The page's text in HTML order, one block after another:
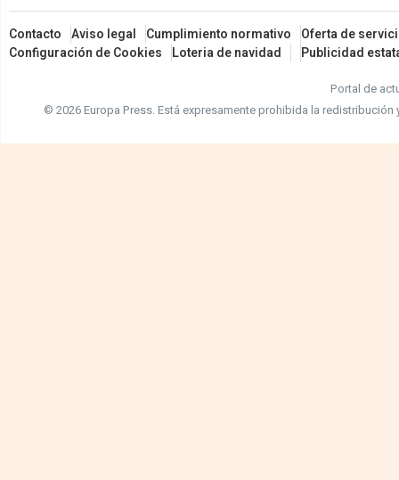
Contacto Aviso legal Cumplimiento normativo
Oferta de
Configuración de Cookies
Loteria de navidad Publicidad
Portal de
© 2026 Europa Press.Está expresamente prohibida la